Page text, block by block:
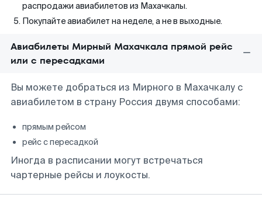
распродажи авиабилетов из Махачкалы.
Покупайте авиабилет на неделе, а не в выходные.
Авиабилеты Мирный Махачкала прямой рейс
или с пересадками
Вы можете добраться из Мирного в Махачкалу с
авиабилетом в страну Россия двумя способами:
прямым рейсом
рейс с пересадкой
Иногда в расписании могут встречаться
чартерные рейсы и лоукосты.